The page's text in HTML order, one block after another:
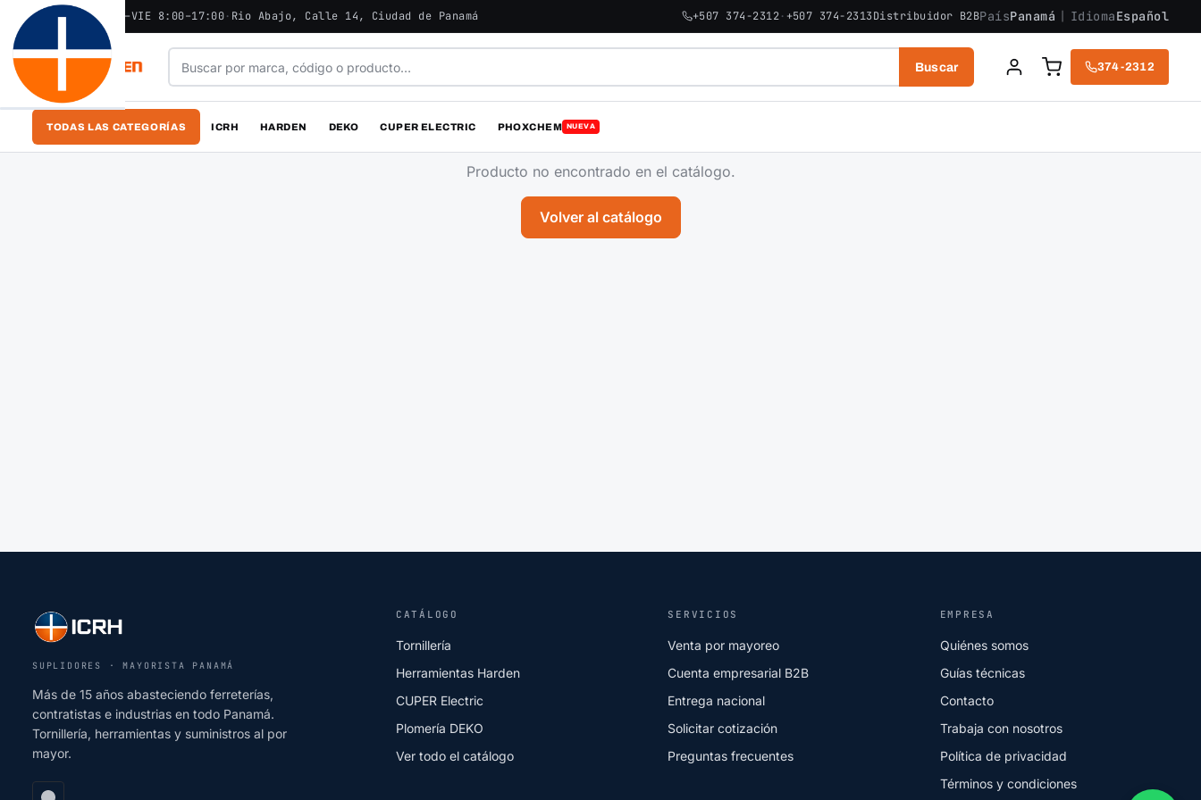
ABIERTO - LUN–VIE 8:00–17:00· Rio Abajo, Calle 14, Ciudad de Panamá +507 374-2312· +507 374-2313Distribuidor B2BPaísPanamá | IdiomaEspañol
Buscar 374-2312
TODAS LAS CATEGORÍAS ICRH HARDEN DEKO CUPER ELECTRIC PHOXCHEM NUEVA
Producto no encontrado en el catálogo.
Volver al catálogo
SUPLIDORES · MAYORISTA PANAMÁ
Más de 15 años abasteciendo ferreterías,
contratistas e industrias en todo Panamá.
Tornillería, herramientas y suministros al por
mayor.
CATÁLOGO
Tornillería
Herramientas Harden
CUPER Electric
Plomería DEKO
Ver todo el catálogo
SERVICIOS
Venta por mayoreo
Cuenta empresarial B2B
Entrega nacional
Solicitar cotización
Preguntas frecuentes
EMPRESA
Quiénes somos
Guías técnicas
Contacto
Trabaja con nosotros
Política de privacidad
Términos y condiciones